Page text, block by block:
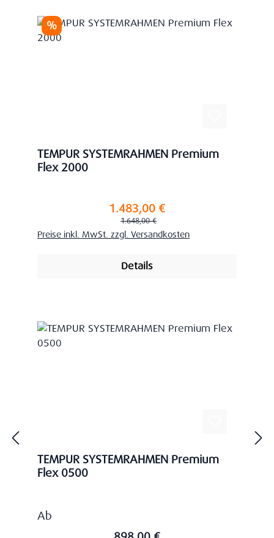
Rabatt
%
TEMPUR SYSTEMRAHMEN Premium
Flex 2000
Verkaufspreis:1.483,00 €
Regulärer Preis:
1.648,00 €
Preise inkl. MwSt. zzgl. Versandkosten
Details
TEMPUR SYSTEMRAHMEN Premium
Flex 0500
Regulärer Preis:
Ab